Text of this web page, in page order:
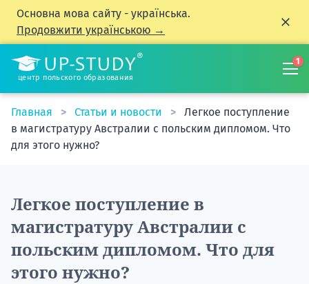
Основна мова сайту - українська.
Продовжити українською →
центр польского образования
1
Главная Статьи и новости
Легкое поступление
в магистратуру Австралии с польским дипломом. Что
для этого нужно?
Легкое поступление в
магистратуру Австралии с
польским дипломом. Что для
этого нужно?